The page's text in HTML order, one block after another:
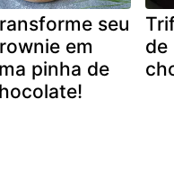
seu
em
pinha de
de